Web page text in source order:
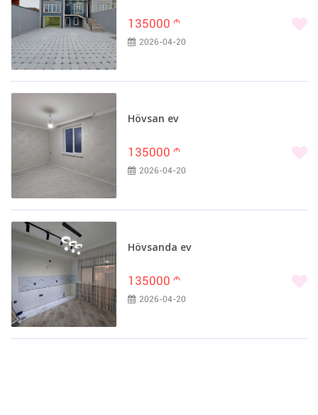
135000 m
2026-04-20
Hövsan ev
135000 m
2026-04-20
Hövsanda ev
135000 m
2026-04-20